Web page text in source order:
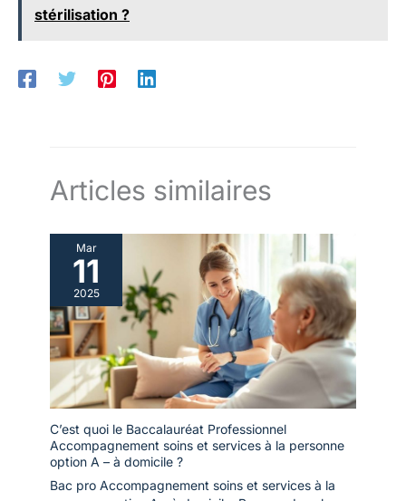
stérilisation ?
Articles similaires
Mar
11
2025
C’est quoi le Baccalauréat Professionnel
Accompagnement soins et services à la personne
option A – à domicile ?
Bac pro Accompagnement soins et services à la